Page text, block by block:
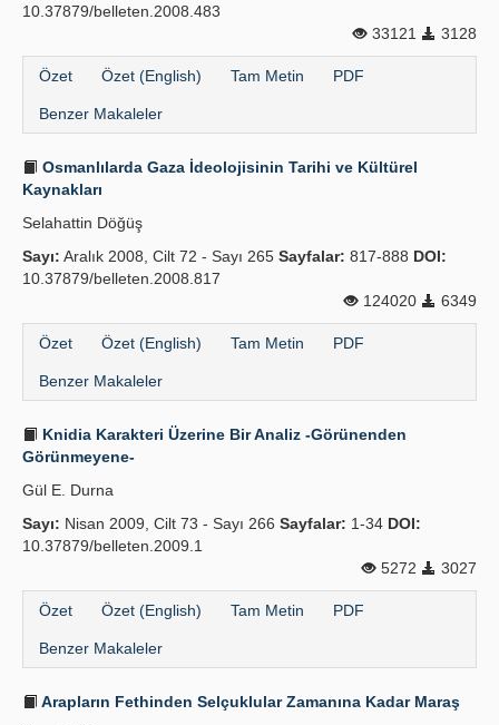
10.37879/belleten.2008.483
33121
3128
Özet Özet (English) Tam Metin PDF
Benzer Makaleler
Osmanlılarda Gaza İdeolojisinin Tarihi ve Kültürel
Kaynakları
Selahattin Döğüş
Sayı: Aralık 2008, Cilt 72 - Sayı 265 Sayfalar: 817-888 DOI:
10.37879/belleten.2008.817
124020
6349
Özet Özet (English) Tam Metin PDF
Benzer Makaleler
Knidia Karakteri Üzerine Bir Analiz -Görünenden
Görünmeyene-
Gül E. Durna
Sayı: Nisan 2009, Cilt 73 - Sayı 266 Sayfalar: 1-34 DOI:
10.37879/belleten.2009.1
5272
3027
Özet Özet (English) Tam Metin PDF
Benzer Makaleler
Arapların Fethinden Selçuklular Zamanına Kadar Maraş